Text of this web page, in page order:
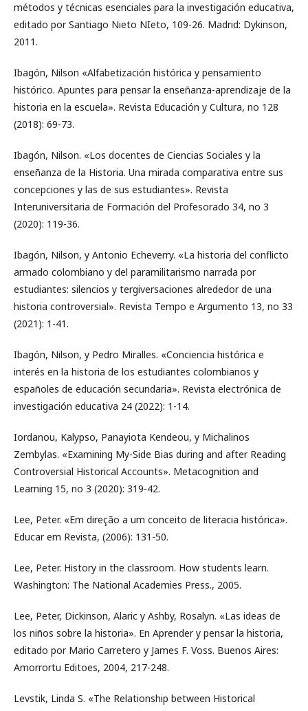
métodos y técnicas esenciales para la investigación educativa,
editado por Santiago Nieto NIeto, 109-26. Madrid: Dykinson,
2011.
Ibagón, Nilson «Alfabetización histórica y pensamiento
histórico. Apuntes para pensar la enseñanza-aprendizaje de la
historia en la escuela». Revista Educación y Cultura, no 128
(2018): 69-73.
Ibagón, Nilson. «Los docentes de Ciencias Sociales y la
enseñanza de la Historia. Una mirada comparativa entre sus
concepciones y las de sus estudiantes». Revista
Interuniversitaria de Formación del Profesorado 34, no 3
(2020): 119-36.
Ibagón, Nilson, y Antonio Echeverry. «La historia del conflicto
armado colombiano y del paramilitarismo narrada por
estudiantes: silencios y tergiversaciones alrededor de una
historia controversial». Revista Tempo e Argumento 13, no 33
(2021): 1-41.
Ibagón, Nilson, y Pedro Miralles. «Conciencia histórica e
interés en la historia de los estudiantes colombianos y
españoles de educación secundaria». Revista electrónica de
investigación educativa 24 (2022): 1-14.
Iordanou, Kalypso, Panayiota Kendeou, y Michalinos
Zembylas. «Examining My-Side Bias during and after Reading
Controversial Historical Accounts». Metacognition and
Learning 15, no 3 (2020): 319-42.
Lee, Peter. «Em direção a um conceito de literacia histórica».
Educar em Revista, (2006): 131-50.
Lee, Peter. History in the classroom. How students learn.
Washington: The National Academies Press., 2005.
Lee, Peter, Dickinson, Alaric y Ashby, Rosalyn. «Las ideas de
los niños sobre la historia». En Aprender y pensar la historia,
editado por Mario Carretero y James F. Voss. Buenos Aires:
Amorrortu Editoes, 2004, 217-248.
Levstik, Linda S. «The Relationship between Historical